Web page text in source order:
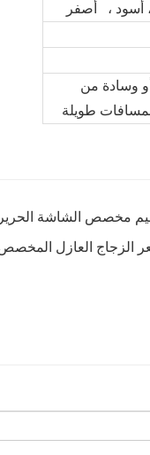
أسود ، أصفر
وسادة من
طويلة
مخصص الشاشة
الزجاج العازل المخصص